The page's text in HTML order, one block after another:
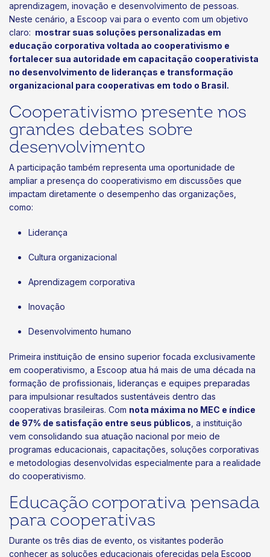
aprendizagem, inovação e desenvolvimento de pessoas.
Neste cenário, a Escoop vai para o evento com um objetivo
claro: mostrar suas soluções personalizadas em
educação corporativa voltada ao cooperativismo e
fortalecer sua autoridade em capacitação cooperativista
no desenvolvimento de lideranças e transformação
organizacional para cooperativas em todo o Brasil.
Cooperativismo presente nos
grandes debates sobre
desenvolvimento
A participação também representa uma oportunidade de
ampliar a presença do cooperativismo em discussões que
impactam diretamente o desempenho das organizações,
como:
Liderança
Cultura organizacional
Aprendizagem corporativa
Inovação
Desenvolvimento humano
Primeira instituição de ensino superior focada exclusivamente
em cooperativismo, a Escoop atua há mais de uma década na
formação de profissionais, lideranças e equipes preparadas
para impulsionar resultados sustentáveis dentro das
cooperativas brasileiras. Com nota máxima no MEC e índice
de 97% de satisfação entre seus públicos , a instituição
vem consolidando sua atuação nacional por meio de
programas educacionais, capacitações, soluções corporativas
e metodologias desenvolvidas especialmente para a realidade
do cooperativismo.
Educação corporativa pensada
para cooperativas
Durante os três dias de evento, os visitantes poderão
conhecer as soluções educacionais oferecidas pela Escoop